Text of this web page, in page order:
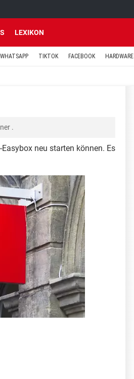
LEXIKON
WHATSAPP TIKTOK FACEBOOK HARDWARE
.
neu starten können. Es